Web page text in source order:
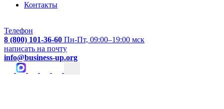
Контакты
Телефон
8 (800) 101-36-60 Пн-Пт, 09:00–19:00 мск
написать на почту
info@business-up.org